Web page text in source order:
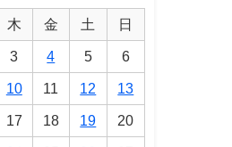
木 金 土 日
3 4 5 6
10 11 12 13
17 18 19 20